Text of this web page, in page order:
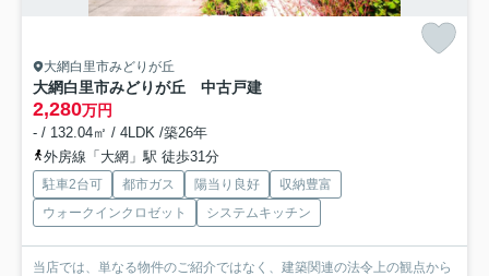
大網白里市みどりが丘
大網白里市みどりが丘 中古戸建
2,280万円
- / 132.04㎡ / 4LDK /築26年
外房線「大網」駅 徒歩31分
駐車2台可 都市ガス 陽当り良好
収納豊富
ウォークインクロゼット
システムキッチン
当店では、単なる物件のご紹介ではなく、建築関連の法令上の観点から